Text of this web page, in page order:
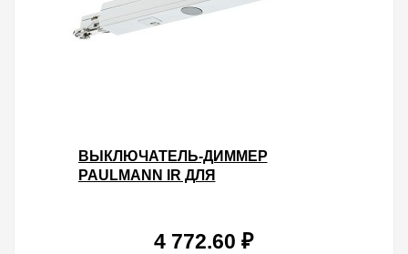
ВЫКЛЮЧАТЕЛЬ-ДИММЕР
PAULMANN IR ДЛЯ
4 772.60 ₽